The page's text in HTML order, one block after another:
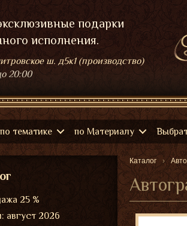
подарки
исполнения.
ш. д5к1 (производство)
20:00
тематике по Материалу
Каталог
25 %
август 2026